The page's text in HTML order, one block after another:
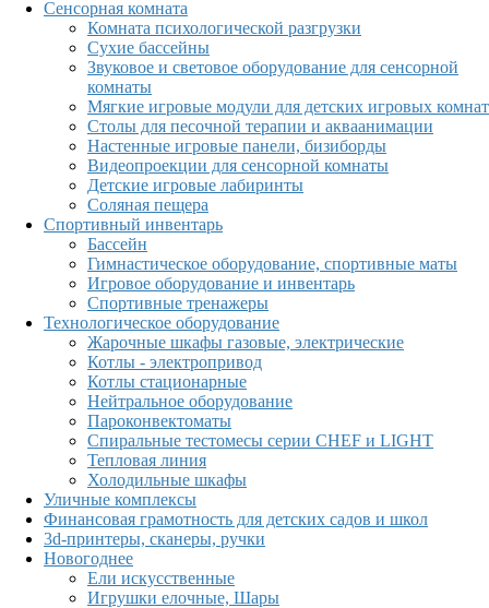
Сенсорная комната
Комната психологической разгрузки
Сухие бассейны
Звуковое и световое оборудование для сенсорной
комнаты
Мягкие игровые модули для детских игровых комнат
Столы для песочной терапии и акваанимации
Настенные игровые панели, бизиборды
Видеопроекции для сенсорной комнаты
Детские игровые лабиринты
Соляная пещера
Спортивный инвентарь
Бассейн
Гимнастическое оборудование, спортивные маты
Игровое оборудование и инвентарь
Спортивные тренажеры
Технологическое оборудование
Жарочные шкафы газовые, электрические
Котлы - электропривод
Котлы стационарные
Нейтральное оборудование
Пароконвектоматы
Спиральные тестомесы серии CHEF и LIGHT
Тепловая линия
Холодильные шкафы
Уличные комплексы
Финансовая грамотность для детских садов и школ
3d-принтеры, сканеры, ручки
Новогоднее
Ели искусственные
Игрушки елочные, Шары